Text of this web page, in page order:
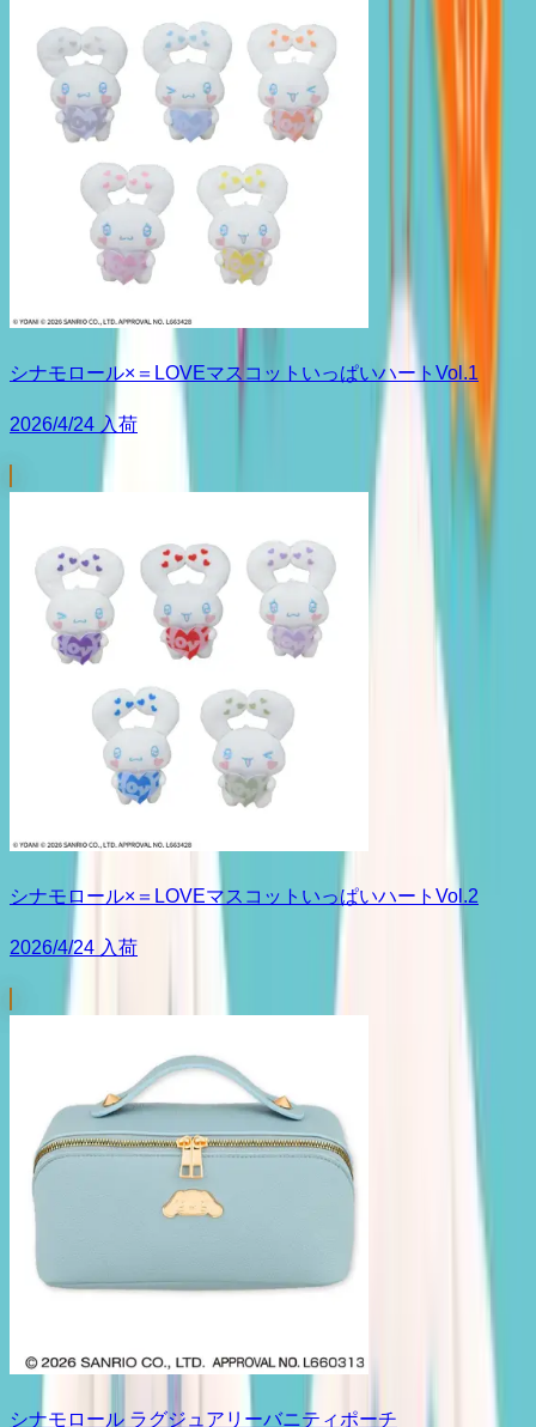
シナモロール×＝LOVEマスコットいっぱいハートVol.1
2026/4/24 入荷
シナモロール×＝LOVEマスコットいっぱいハートVol.2
2026/4/24 入荷
シナモロール ラグジュアリーバニティポーチ